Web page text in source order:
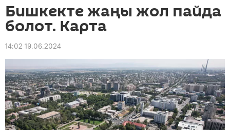
Бишкекте жаңы жол пайда
болот. Карта
14:02 19.06.2024